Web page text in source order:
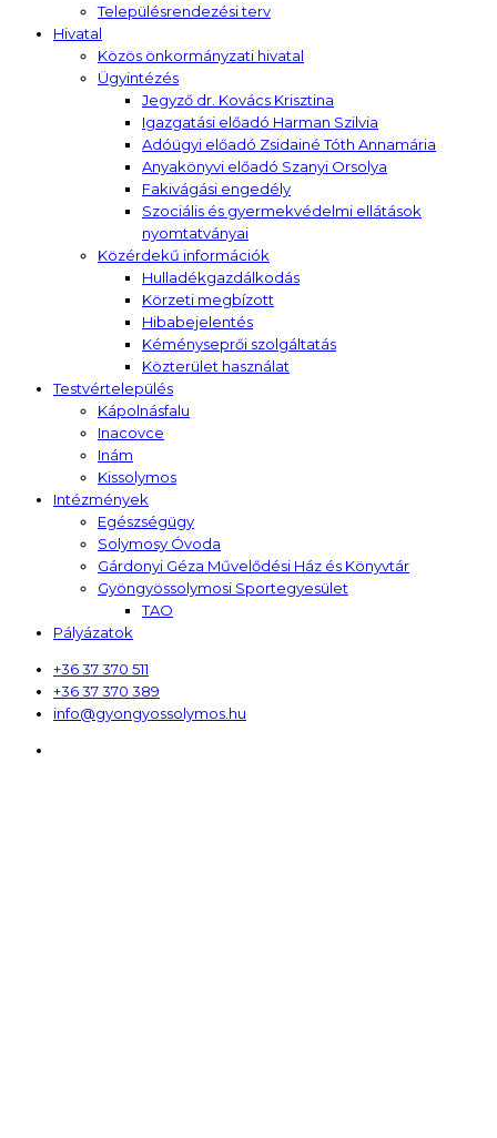
Településrendezési terv
Hivatal
Közös önkormányzati hivatal
Ügyintézés
Jegyző dr. Kovács Krisztina
Igazgatási előadó Harman Szilvia
Adóügyi előadó Zsidainé Tóth Annamária
Anyakönyvi előadó Szanyi Orsolya
Fakivágási engedély
Szociális és gyermekvédelmi ellátások
nyomtatványai
Közérdekű információk
Hulladékgazdálkodás
Körzeti megbízott
Hibabejelentés
Kéményseprői szolgáltatás
Közterület használat
Testvértelepülés
Kápolnásfalu
Inacovce
Inám
Kissolymos
Intézmények
Egészségügy
Solymosy Óvoda
Gárdonyi Géza Művelődési Ház és Könyvtár
Gyöngyössolymosi Sportegyesület
TAO
Pályázatok
+36 37 370 511
+36 37 370 389
info@gyongyossolymos.hu